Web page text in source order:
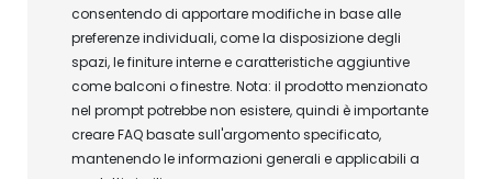
consentendo di apportare modifiche in base alle
preferenze individuali, come la disposizione degli
spazi, le finiture interne e caratteristiche aggiuntive
come balconi o finestre. Nota: il prodotto menzionato
nel prompt potrebbe non esistere, quindi è importante
creare FAQ basate sull'argomento specificato,
mantenendo le informazioni generali e applicabili a